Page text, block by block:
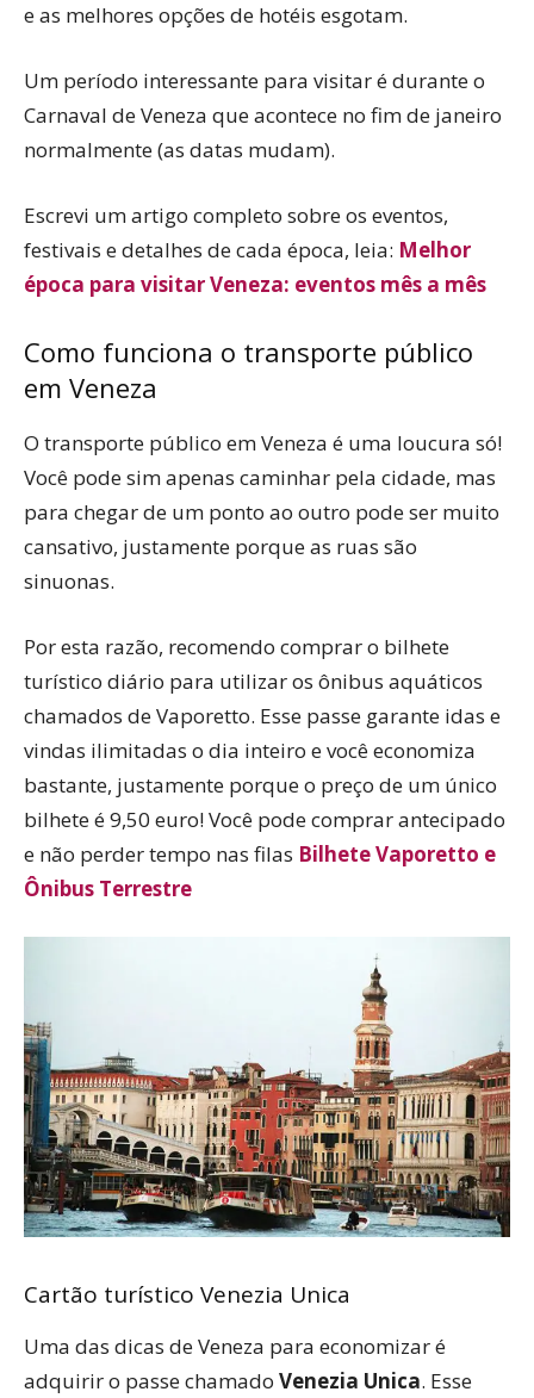
e as melhores opções de hotéis esgotam.
Um período interessante para visitar é durante o
Carnaval de Veneza que acontece no fim de janeiro
normalmente (as datas mudam).
Escrevi um artigo completo sobre os eventos,
festivais e detalhes de cada época, leia: Melhor
época para visitar Veneza: eventos mês a mês
Como funciona o transporte público
em Veneza
O transporte público em Veneza é uma loucura só!
Você pode sim apenas caminhar pela cidade, mas
para chegar de um ponto ao outro pode ser muito
cansativo, justamente porque as ruas são
sinuonas.
Por esta razão, recomendo comprar o bilhete
turístico diário para utilizar os ônibus aquáticos
chamados de Vaporetto. Esse passe garante idas e
vindas ilimitadas o dia inteiro e você economiza
bastante, justamente porque o preço de um único
bilhete é 9,50 euro! Você pode comprar antecipado
e não perder tempo nas filas Bilhete Vaporetto e
Ônibus Terrestre
Cartão turístico Venezia Unica
Uma das dicas de Veneza para economizar é
adquirir o passe chamado Venezia Unica. Esse